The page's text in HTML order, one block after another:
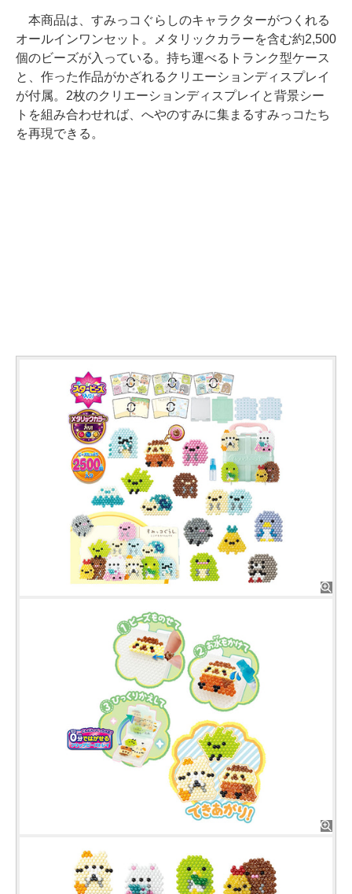
本商品は、すみっコぐらしのキャラクターがつくれる
オールインワンセット。メタリックカラーを含む約2,500
個のビーズが入っている。持ち運べるトランク型ケース
と、作った作品がかざれるクリエーションディスプレイ
が付属。2枚のクリエーションディスプレイと背景シー
トを組み合わせれば、へやのすみに集まるすみっコたち
を再現できる。